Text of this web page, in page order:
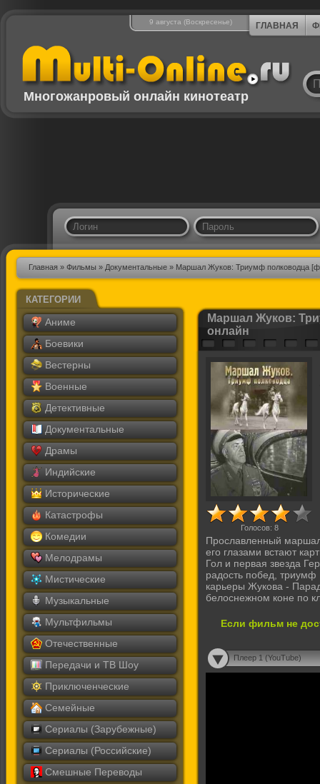
9 августа (Воскресенье) ГЛАВНАЯ
Многожанровый онлайн кинотеатр
Главная » Фильмы » Документальные » Маршал Жуков: Триумф полководца
КАТЕГОРИИ
Аниме
Боевики
Вестерны
Военные
Детективные
Документальные
Драмы
Индийские
Исторические
Катастрофы
Комедии
Мелодрамы
Мистические
Музыкальные
Мультфильмы
Отечественные
Передачи и ТВ Шоу
Приключенческие
Семейные
Сериалы (Зарубежные)
Сериалы (Российские)
Смешные Переводы
Маршал Жуков:
онлайн
Голосов: 8
Прославленный
его глазами встают
Гол и первая звезда
радость побед,
карьеры Жукова -
белоснежном коне по
Если фильм не
Плеер 1 (YouTube)